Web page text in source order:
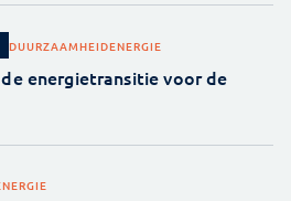
DUURZAAMHEIDENERGIE
energietransitie voor de